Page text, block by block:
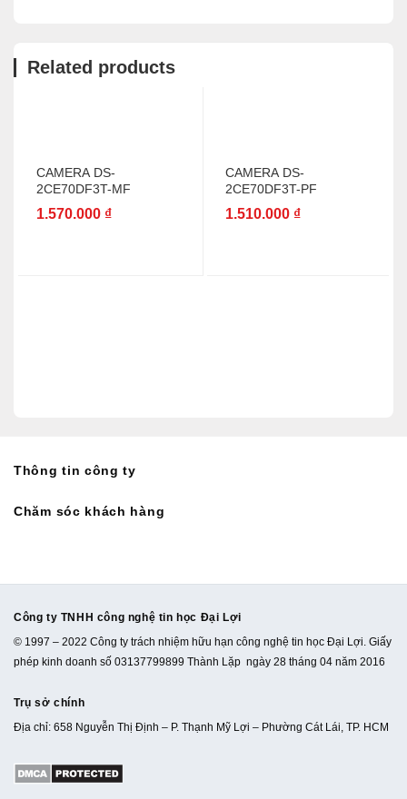
Related products
CAMERA DS-
2CE70DF3T-MF
1.570.000 ₫
CAMERA DS-
2CE70DF3T-PF
1.510.000 ₫
Thông tin công ty
Chăm sóc khách hàng
Công ty TNHH công nghệ tin học Đại Lợi
© 1997 – 2022 Công ty trách nhiệm hữu hạn công nghệ tin học Đại Lợi. Giấy
phép kinh doanh số 03137799899 Thành Lặp ngày 28 tháng 04 năm 2016
Trụ sở chính
Địa chỉ: 658 Nguyễn Thị Định – P. Thạnh Mỹ Lợi – Phường Cát Lái, TP. HCM